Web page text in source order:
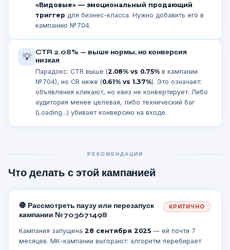
«Видовые» — эмоциональный продающий
триггер для бизнес-класса. Нужно добавить его в
кампанию №704.
💡 CTR 2.08% — выше нормы, но конверсия
низкая
Парадокс: CTR выше (2.08% vs 0.75% в кампании
№704), но CR ниже (0.61% vs 1.37%). Это означает:
объявления кликают, но квиз не конвертирует. Либо
аудитория менее целевая, либо технический баг
(Loading...) убивает конверсию на входе.
РЕКОМЕНДАЦИИ
Что делать с этой кампанией
🛑 Рассмотреть паузу или перезапуск
кампании №703671498
КРИТИЧНО
Кампания запущена 28 сентября 2025 — ей почти 7
месяцев. МК-кампании выгорают: алгоритм перебирает